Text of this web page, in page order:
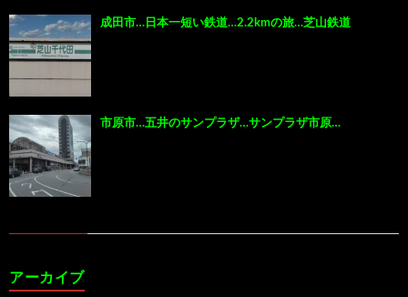
成田市…日本一短い鉄道…2.2kmの旅…芝山鉄道
市原市…五井のサンプラザ…サンプラザ市原…
アーカイブ